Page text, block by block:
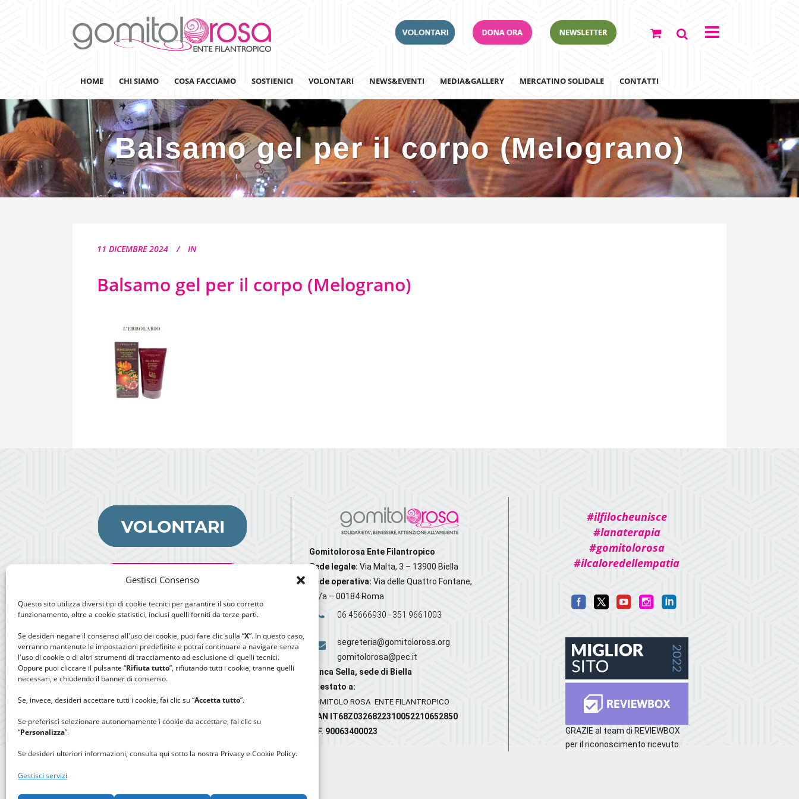
Gestisci Consenso
Questo sito utilizza diversi tipi di cookie tecnici per garantire il suo corretto
funzionamento, oltre a cookie statistici, inclusi quelli forniti da terze parti.
Se desideri negare il consenso all'uso dei cookie, puoi fare clic sulla “X”. In questo caso,
verranno mantenute le impostazioni predefinite e potrai continuare a navigare senza
l'uso di cookie o di altri strumenti di tracciamento ad esclusione di quelli tecnici.
Oppure puoi cliccare il pulsante “Rifiuta tutto”, rifiutando tutti i cookie, tranne quelli
necessari, e chiudendo il banner di consenso.
Se, invece, desideri accettare tutti i cookie, fai clic su “Accetta tutto”.
Se preferisci selezionare autonomamente i cookie da accettare, fai clic su
“Personalizza”.
Se desideri ulteriori informazioni, consulta qui sotto la nostra Privacy e Cookie Policy.
Gestisci servizi
HOME CHI SIAMO COSA FACCIAMO
Lanaterapia
Ricerca
Sensibilizzazione
Gomitolorosa4ARTS
SOSTIENICI
Adotta un Ospedale
Team Building
VOLONTARI NEWS&EVENTI MEDIA&GALLERY MERCATINO SOLIDALE CONTATTI
Balsamo gel per il corpo (Melograno)
11 DICEMBRE 2024 IN
Balsamo gel per il corpo (Melograno)
Gomitolorosa Ente Filantropico
Sede legale: Via Malta, 3 – 13900 Biella
Sede operativa: Via delle Quattro Fontane,
20/a – 00184 Roma
06 45666930 - 351 9661003
segreteria@gomitolorosa.org
gomitolorosa@pec.it
Banca Sella, sede di Biella
Intestato a:
GOMITOLO ROSA ENTE FILANTROPICO
IBAN IT68Z0326822310052210652850
C.F. 90063400023
#ilfilocheunisce
#lanaterapia
#gomitolorosa
#ilcaloredellempatia
GRAZIE al team di REVIEWBOX
per il riconoscimento ricevuto.